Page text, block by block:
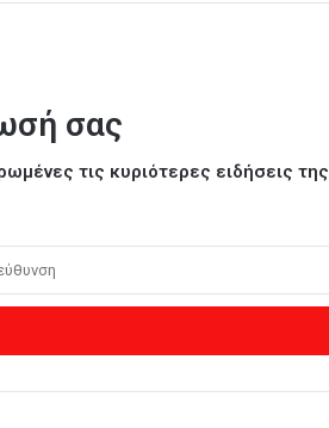
σας
τις κυριότερες ειδήσεις της